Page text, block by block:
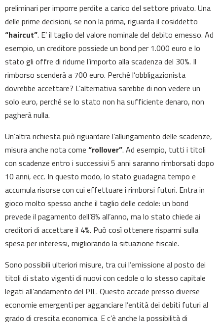
preliminari per imporre perdite a carico del settore privato. Una
delle prime decisioni, se non la prima, riguarda il cosiddetto
“haircut”. E’ il taglio del valore nominale del debito emesso. Ad
esempio, un creditore possiede un bond per 1.000 euro e lo
stato gli offre di ridurne l’importo alla scadenza del 30%. Il
rimborso scenderà a 700 euro. Perché l’obbligazionista
dovrebbe accettare? L’alternativa sarebbe di non vedere un
solo euro, perché se lo stato non ha sufficiente denaro, non
pagherà nulla.
Un’altra richiesta può riguardare l’allungamento delle scadenze,
misura anche nota come “rollover”. Ad esempio, tutti i titoli
con scadenze entro i successivi 5 anni saranno rimborsati dopo
10 anni, ecc. In questo modo, lo stato guadagna tempo e
accumula risorse con cui effettuare i rimborsi futuri. Entra in
gioco molto spesso anche il taglio delle cedole: un bond
prevede il pagamento dell’8% all’anno, ma lo stato chiede ai
creditori di accettare il 4%. Può così ottenere risparmi sulla
spesa per interessi, migliorando la situazione fiscale.
Sono possibili ulteriori misure, tra cui l’emissione al posto dei
titoli di stato vigenti di nuovi con cedole o lo stesso capitale
legati all’andamento del PIL. Questo accade presso diverse
economie emergenti per agganciare l’entità dei debiti futuri al
grado di crescita economica. E c’è anche la possibilità di